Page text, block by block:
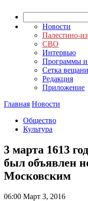
Новости
Палестино-
СВО
Интервью
Программы
Сетка
Редакция
Приложение
Главная Новости
Общество
Культура
3 марта 1613
был объявлен
Московским
06:00 Март 3, 2016